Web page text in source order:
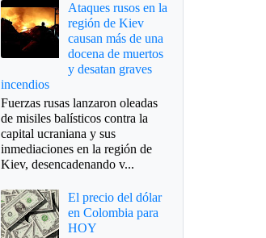
Ataques rusos en la
región de Kiev
causan más de una
docena de muertos
y desatan graves
incendios
Fuerzas rusas lanzaron oleadas
de misiles balísticos contra la
capital ucraniana y sus
inmediaciones en la región de
Kiev, desencadenando v...
El precio del dólar
en Colombia para
HOY